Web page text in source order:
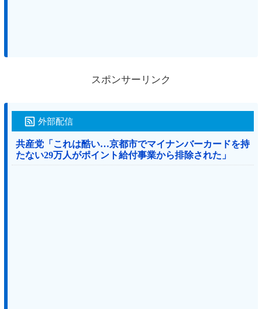
スポンサーリンク
外部配信
共産党「これは酷い…京都市でマイナンバーカードを持
たない29万人がポイント給付事業から排除された」